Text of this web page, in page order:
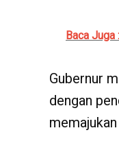
Baca Juga :
Gubernur
dengan